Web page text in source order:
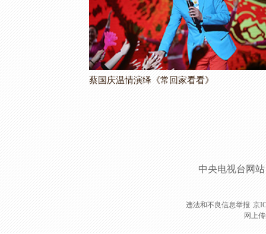
蔡国庆温情演绎《常回家看看》
中央电视台网站
违法和不良信息举报 京
网上